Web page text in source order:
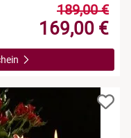
189,00 €
169,00 €